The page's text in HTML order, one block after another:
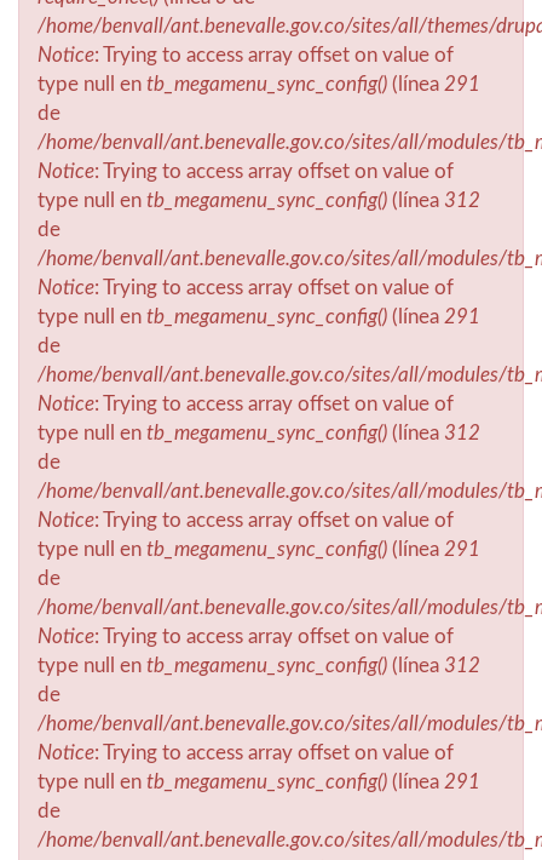
/home/benvall/ant.benevalle.gov.co/sites/all/themes/
Notice: Trying to access array offset on value of
type null en tb_megamenu_sync_config() (línea 291
de
/home/benvall/ant.benevalle.gov.co/sites/all/modules/
Notice: Trying to access array offset on value of
type null en tb_megamenu_sync_config() (línea 312
de
/home/benvall/ant.benevalle.gov.co/sites/all/modules/
Notice: Trying to access array offset on value of
type null en tb_megamenu_sync_config() (línea 291
de
/home/benvall/ant.benevalle.gov.co/sites/all/modules/
Notice: Trying to access array offset on value of
type null en tb_megamenu_sync_config() (línea 312
de
/home/benvall/ant.benevalle.gov.co/sites/all/modules/
Notice: Trying to access array offset on value of
type null en tb_megamenu_sync_config() (línea 291
de
/home/benvall/ant.benevalle.gov.co/sites/all/modules/
Notice: Trying to access array offset on value of
type null en tb_megamenu_sync_config() (línea 312
de
/home/benvall/ant.benevalle.gov.co/sites/all/modules/
Notice: Trying to access array offset on value of
type null en tb_megamenu_sync_config() (línea 291
de
/home/benvall/ant.benevalle.gov.co/sites/all/modules/